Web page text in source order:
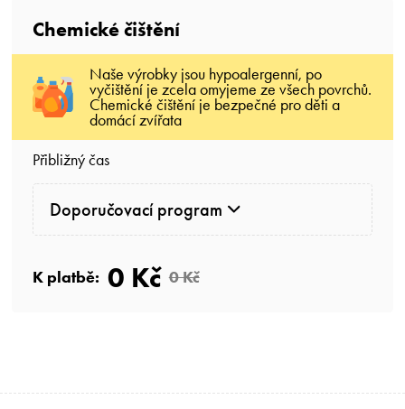
Сhemické čištění
Naše výrobky jsou hypoalergenní, po
vyčištění je zcela omyjeme ze všech povrchů.
Chemické čištění je bezpečné pro děti a
domácí zvířata
Přibližný čas
Doporučovací program
K platbě: 0 Kč 0 Kč